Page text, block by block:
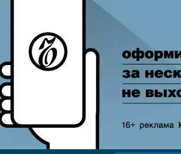
в «Ъ» www.kommersant.ru/ad